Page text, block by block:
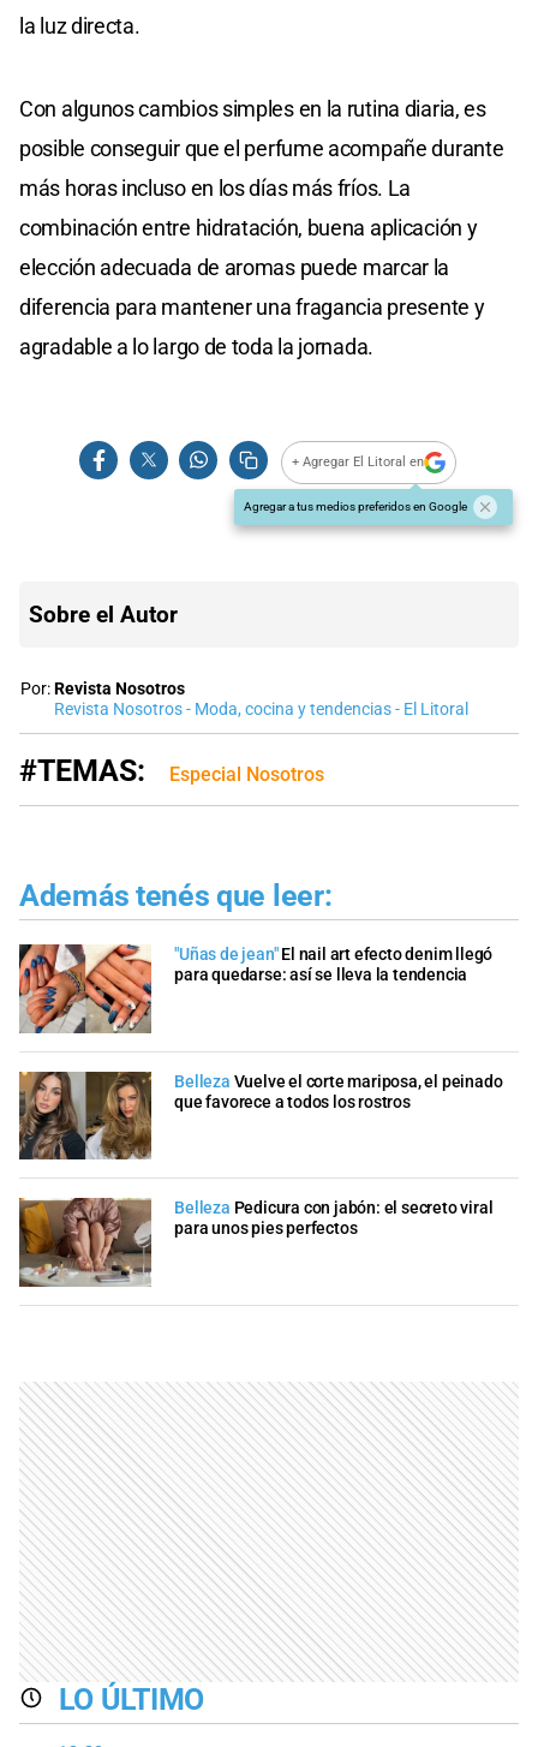
la luz directa.
Con algunos cambios simples en la rutina diaria, es
posible conseguir que el perfume acompañe durante
más horas incluso en los días más fríos. La
combinación entre hidratación, buena aplicación y
elección adecuada de aromas puede marcar la
diferencia para mantener una fragancia presente y
agradable a lo largo de toda la jornada.
+ Agregar El Litoral en
Agregar a tus medios preferidos en Google
Sobre el Autor
Por:Revista Nosotros
Revista Nosotros - Moda, cocina y tendencias - El Litoral
#TEMAS: Especial Nosotros
Además tenés que leer:
"Uñas de jean" El nail art efecto denim llegó
para quedarse: así se lleva la tendencia
Belleza Vuelve el corte mariposa, el peinado
que favorece a todos los rostros
Belleza Pedicura con jabón: el secreto viral
para unos pies perfectos
LO ÚLTIMO